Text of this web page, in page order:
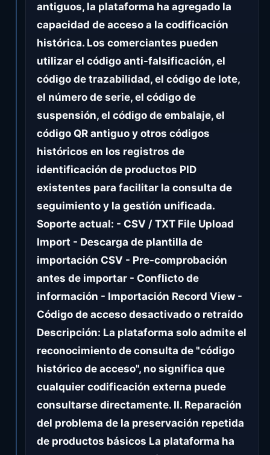
antiguos, la plataforma ha agregado la
capacidad de acceso a la codificación
histórica. Los comerciantes pueden
utilizar el código anti-falsificación, el
código de trazabilidad, el código de lote,
el número de serie, el código de
suspensión, el código de embalaje, el
código QR antiguo y otros códigos
históricos en los registros de
identificación de productos PID
existentes para facilitar la consulta de
seguimiento y la gestión unificada.
Soporte actual: - CSV / TXT File Upload
Import - Descarga de plantilla de
importación CSV - Pre-comprobación
antes de importar - Conflicto de
información - Importación Record View -
Código de acceso desactivado o retraído
Descripción: La plataforma solo admite el
reconocimiento de consulta de "código
histórico de acceso", no significa que
cualquier codificación externa puede
consultarse directamente. II. Reparación
del problema de la preservación repetida
de productos básicos La plataforma ha